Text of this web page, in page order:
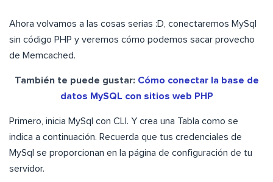
Ahora volvamos a las cosas serias :D, conectaremos MySql
sin código PHP y veremos cómo podemos sacar provecho
de Memcached.
También te puede gustar: Cómo conectar la base de
datos MySQL con sitios web PHP
Primero, inicia MySql con CLI. Y crea una Tabla como se
indica a continuación. Recuerda que tus credenciales de
MySql se proporcionan en la página de configuración de tu
servidor.